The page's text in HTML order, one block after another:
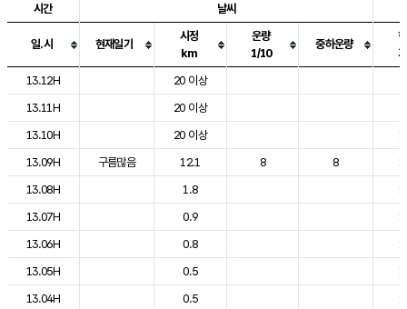
도시별 기상실황표로 지점, 날씨, 기온, 강수, 바람, 기압등을 안내한 표입
시간 날씨
일.시 현재일기
시정
km
운량
1/10
중하운량
13.12H
20 이상
13.11H
20 이상
13.10H
20 이상
13.09H
구름많음 12.1 8 8
13.08H
1.8
13.07H
0.9
13.06H
0.8
13.05H
0.5
13.04H
0.5